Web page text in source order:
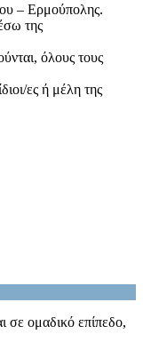
– Ερμούπολης.
της
όλους τους
ες ή μέλη της
σε ομαδικό επίπεδο,